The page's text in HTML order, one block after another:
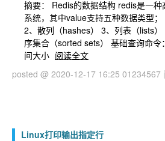
摘要： Redis的数据结构 redis是一
系统，其中value支持五种数据类型；
2、散列（hashes） 3、列表（lists
序集合（sorted sets） 基础查询命
间大小 阅读全文
posted @ 2020-12-17 16:25 01234567
Linux打印输出指定行